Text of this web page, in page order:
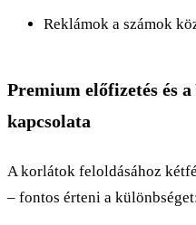
Reklámok a számok
Premium előfizetés és
kapcsolata
A korlátok feloldásához
– fontos érteni a